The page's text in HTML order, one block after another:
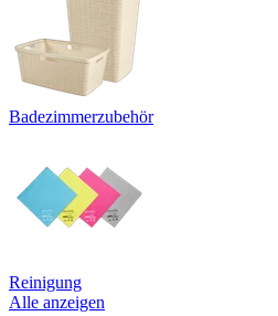
Badezimmerzubehör
Reinigung
Alle anzeigen